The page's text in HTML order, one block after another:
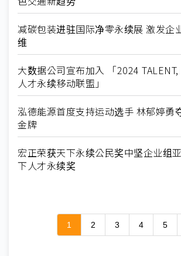
减碳包装进驻国际净零永续展 激发企
维
大数据公司宣布加入 「2024
人才永续移动联盟」
泓德能源首度支持运动选手 林郁婷勇
金牌
宏正荣获天下永续公民奖中坚企业组
下人才永续奖
1 2 3 4 5